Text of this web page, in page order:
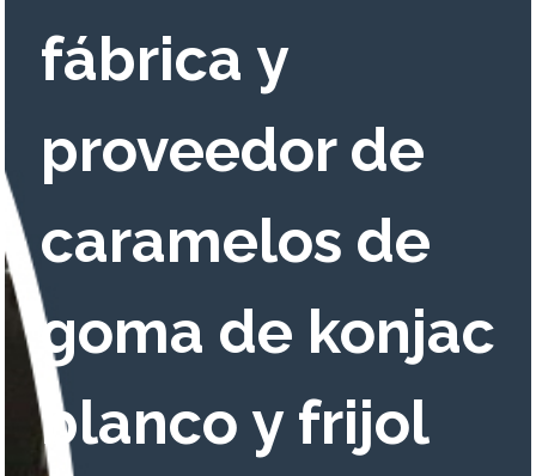
fábrica y
proveedor de
caramelos de
goma de konjac
blanco y frijol